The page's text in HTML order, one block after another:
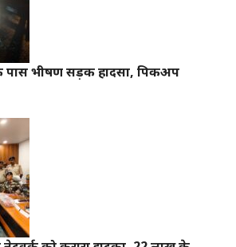
के पास भीषण सड़क हादसा, पिकअप